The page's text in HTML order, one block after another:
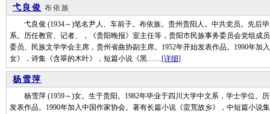
弋良俊 布依族
弋良俊 (1934～)笔名尹人、车前子。布依族。贵州贵阳人。中共党员。先后
系。历任教官、记者、，《贵阳晚报》室主任等，贵阳市民族事务委员会党组成
委员、民族文学学会主席，贵州省曲协副主席。1952年开始发表作品。1990年加
女》，诗集《含翠的木叶》，短篇小说《黑……[详细]
杨雪萍
杨雪萍 (1959～)女。生于贵阳。1982年毕业于四川大学中文系，学士学位。
发表作品。1990年加入中国作家协会。著有长篇小说《蛮荒故乡》，中短篇小说